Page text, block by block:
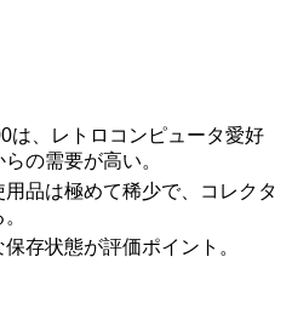
は、レトロコンピュータ愛好
の需要が高い。
品は極めて稀少で、コレクタ
存状態が評価ポイント。